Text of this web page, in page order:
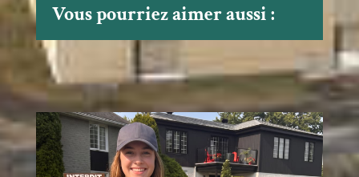
Vous pourriez aimer aussi :